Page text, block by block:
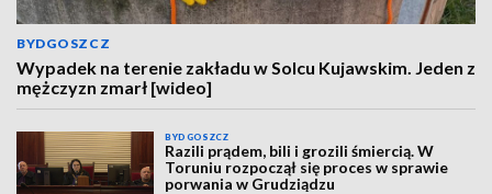
BYDGOSZCZ
Wypadek na terenie zakładu w Solcu Kujawskim. Jeden z
mężczyzn zmarł [wideo]
BYDGOSZCZ
Razili prądem, bili i grozili śmiercią. W
Toruniu rozpoczął się proces w sprawie
porwania w Grudziądzu